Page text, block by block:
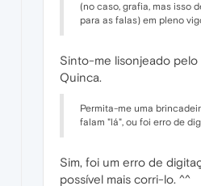
(no caso, grafia, mas isso
para as falas) em pleno
Sinto-me lisonjeado
Quinca.
Permita-me uma
falam "lá", ou foi erro de
Sim, foi um erro de
possível mais corri-lo. ^^